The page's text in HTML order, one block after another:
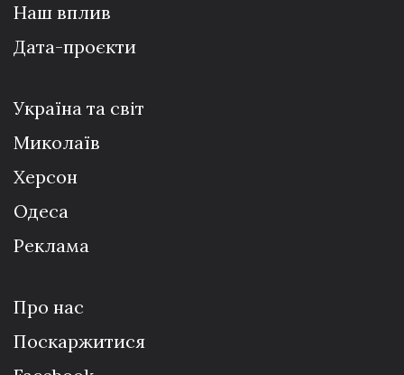
Наш вплив
Дата-проєкти
Україна та світ
Миколаїв
Херсон
Одеса
Реклама
Про нас
Поскаржитися